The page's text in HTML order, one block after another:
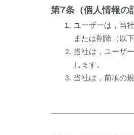
第7条（個人情報の
ユーザーは，当
または削除（以
当社は，ユーザ
します。
当社は，前項の